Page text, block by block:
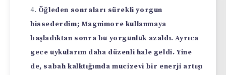
Öğleden sonraları sürekli yorgun
hissederdim; Magnimore kullanmaya
başladıktan sonra bu yorgunluk azaldı. Ayrıca
gece uykularım daha düzenli hale geldi. Yine
de, sabah kalktığımda mucizevi bir enerji artışı